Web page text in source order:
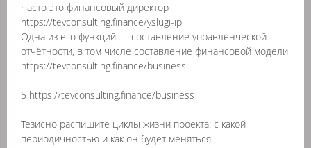
Часто это финансовый директор
https://tevconsulting.finance/yslugi-ip
Одна из его функций — составление управленческой
отчётности, в том числе составление финансовой модели
https://tevconsulting.finance/business
5 https://tevconsulting.finance/business
Тезисно распишите циклы жизни проекта: с какой
периодичностью и как он будет меняться